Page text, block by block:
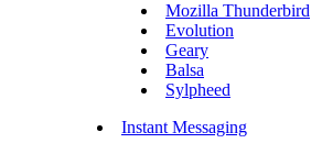
Mozilla Thunderbird
Evolution
Geary
Balsa
Sylpheed
Instant Messaging